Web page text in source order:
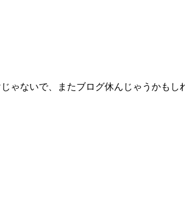
ゃないで、またブログ休んじゃうかもし